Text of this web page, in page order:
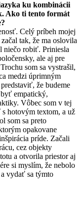
ku kombinácii
Ako ti tento formát
Celý príbeh mojej
tak, že ma oslovila
niečo robiť. Priniesla
ale aj pre
som sa vystrašil,
medzi úprimným
že budeme
empatický,
Vôbec som v tej
hotovým textom, a už
som sa preto
opakovane
príde. Začali
cez objekty
a otvorila priestor aj
si myslím, že nebolo
vydať sa týmto